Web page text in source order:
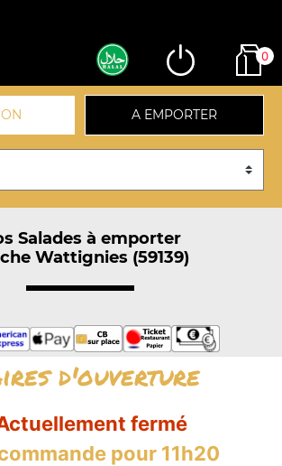
0
A EMPORTER
Salades à emporter
Wattignies (59139)
d'ouverture
fermé
pour 11h20